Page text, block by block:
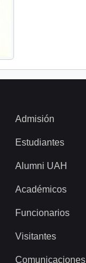
Admisión
Estudiantes
Alumni UAH
Académicos
Funcionarios
Visitantes
Comunicaciones